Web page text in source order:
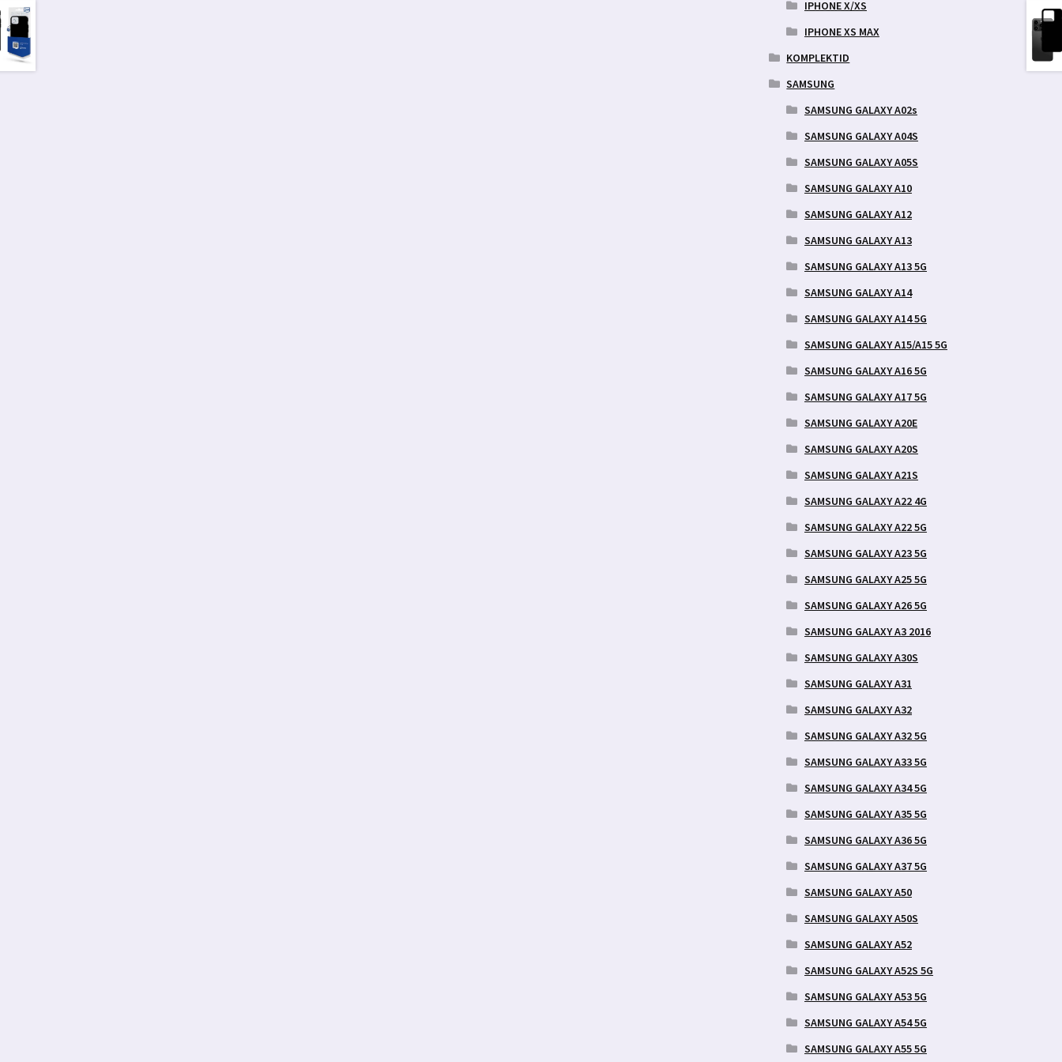
IPHONE X/XS
IPHONE XS MAX
KOMPLEKTID
SAMSUNG
SAMSUNG GALAXY A02s
SAMSUNG GALAXY A04S
SAMSUNG GALAXY A05S
SAMSUNG GALAXY A10
SAMSUNG GALAXY A12
SAMSUNG GALAXY A13
SAMSUNG GALAXY A13 5G
SAMSUNG GALAXY A14
SAMSUNG GALAXY A14 5G
SAMSUNG GALAXY A15/A15 5G
SAMSUNG GALAXY A16 5G
SAMSUNG GALAXY A17 5G
SAMSUNG GALAXY A20E
SAMSUNG GALAXY A20S
SAMSUNG GALAXY A21S
SAMSUNG GALAXY A22 4G
SAMSUNG GALAXY A22 5G
SAMSUNG GALAXY A23 5G
SAMSUNG GALAXY A25 5G
SAMSUNG GALAXY A26 5G
SAMSUNG GALAXY A3 2016
SAMSUNG GALAXY A30S
SAMSUNG GALAXY A31
SAMSUNG GALAXY A32
SAMSUNG GALAXY A32 5G
SAMSUNG GALAXY A33 5G
SAMSUNG GALAXY A34 5G
SAMSUNG GALAXY A35 5G
SAMSUNG GALAXY A36 5G
SAMSUNG GALAXY A37 5G
SAMSUNG GALAXY A50
SAMSUNG GALAXY A50S
SAMSUNG GALAXY A52
SAMSUNG GALAXY A52S 5G
SAMSUNG GALAXY A53 5G
SAMSUNG GALAXY A54 5G
SAMSUNG GALAXY A55 5G